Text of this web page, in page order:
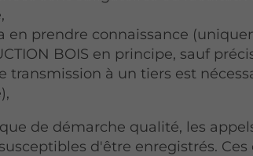
en prendre connaissance
BOIS en principe, sauf
transmission à un tiers est
de démarche qualité, les
d'être enregistrés.